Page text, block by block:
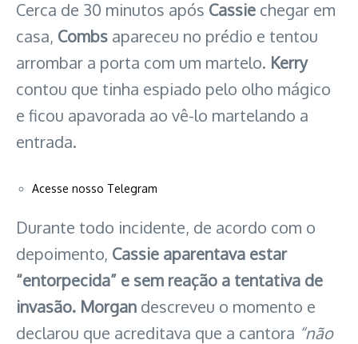
Cerca de 30 minutos após Cassie chegar em
casa, Combs apareceu no prédio e tentou
arrombar a porta com um martelo. Kerry
contou que tinha espiado pelo olho mágico
e ficou apavorada ao vê-lo martelando a
entrada.
Acesse nosso Telegram
Durante todo incidente, de acordo com o
depoimento, Cassie aparentava estar
“entorpecida” e sem reação a tentativa de
invasão. Morgan descreveu o momento e
declarou que acreditava que a cantora “não